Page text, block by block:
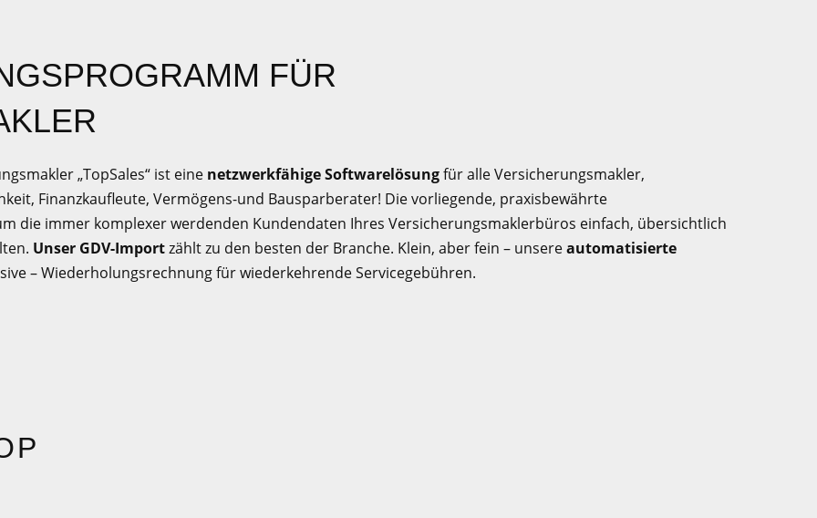
FÜR
„TopSales“ ist eine netzwerkfähige Softwarelösungfür alle Versicherungsmakler,
Finanzkaufleute, Vermögens-und Bausparberater! Die vorliegende, praxisbewährte
die immer komplexer werdenden Kundendaten Ihres Versicherungsmaklerbüros einfach, übersichtlich
Unser GDV-Importzählt zu den besten der Branche. Klein, aber fein – unsereautomatisierte
– Wiederholungsrechnung für wiederkehrende Servicegebühren.